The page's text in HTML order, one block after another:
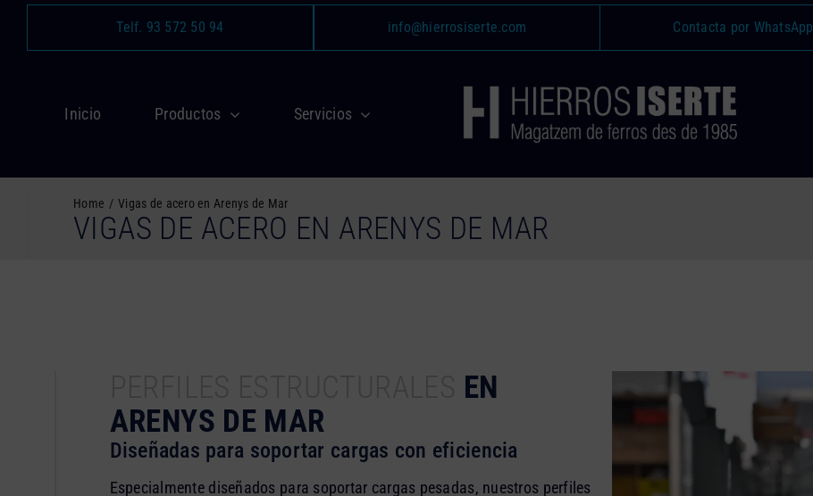
Saltar
contenido
Telf. 93 572 50 94 info@hierrosiserte.com Contacta por WhatsApp
Inicio Productos Servicios
Home Vigas de acero en Arenys de Mar
VIGAS DE ACERO EN ARENYS DE MAR
EN
ARENYS DE MAR
Diseñadas para soportar cargas con eficiencia
Especialmente diseñados para soportar cargas pesadas, nuestros perfiles